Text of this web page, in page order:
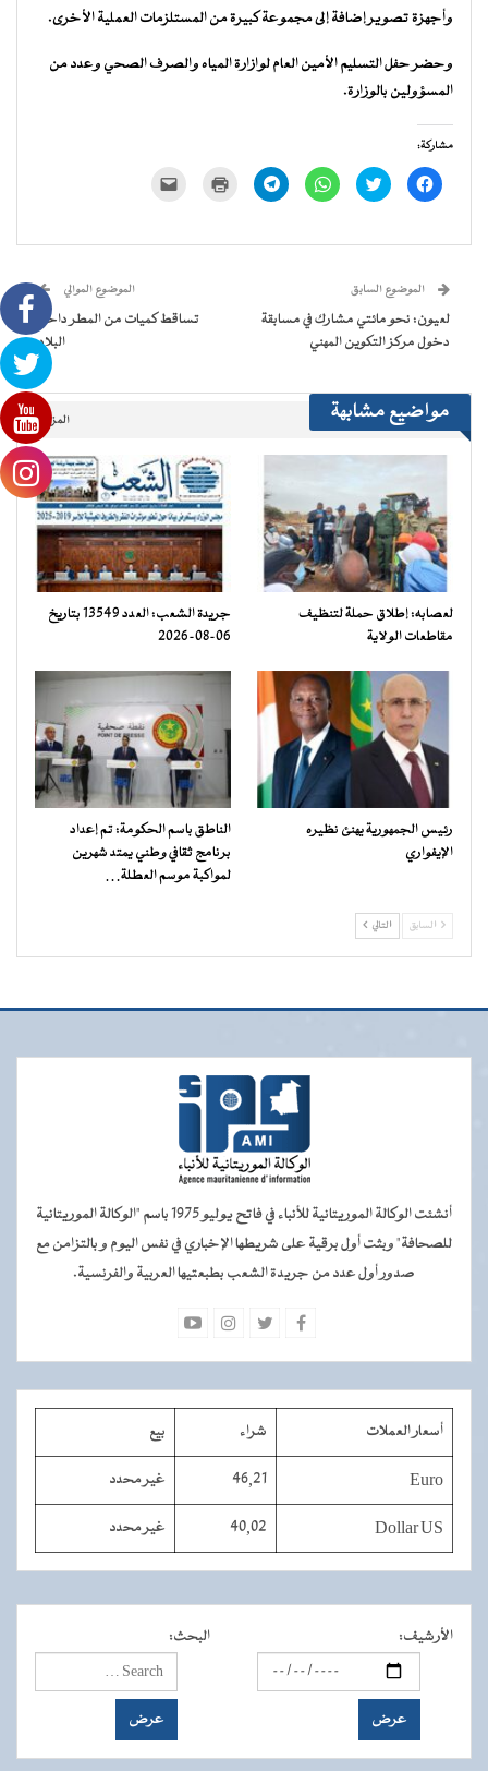
وأجهزة تصوير إضافة إلى مجموعة كبيرة من المستلزمات العملية الأخرى.
وحضر حفل التسليم الأمين العام لوازارة المياه والصرف الصحي وعدد من
المسؤولين بالوزارة.
مشاركة:
انقر
للمشاركة
في
اضغط
للمشاركة
في
انقر
للمشاركة
في
انقر
للمشاركة
في
للطباعة
جديدة) الإلكتروني
نافذة
جديدة)
الموضوع السابق
لعيون: نحو مائتي مشارك في مسابقة
دخول مركز التكوين المهني
الموضوع الموالي
تساقط كميات من المطر داخل
البلاد
مواضيع مشابهة المزيد..
لعصابه: إطلاق حملة لتنظيف
مقاطعات الولاية
جريدة الشعب: العدد 13549 بتاريخ
06-08-2026
رئيس الجمهورية يهنئ نظيره
الإيفواري
الناطق باسم الحكومة: تم إعداد
برنامج ثقافي وطني يمتد شهرين
لمواكبة موسم العطلة…
السابق التالي
أنشئت الوكالة الموريتانية للأنباء في فاتح يوليو 1975 باسم "الوكالة الموريتانية
للصحافة" وبثت أول برقية على شريطها الإخباري في نفس اليوم و بالتزامن مع
صدور أول عدد من جريدة الشعب بطبعتيها العربية والفرنسية.
أسعار العملات شراء بيع
Euro
46,21 غير محدد
Dollar US
40,02 غير محدد
الأرشيف: البحث: